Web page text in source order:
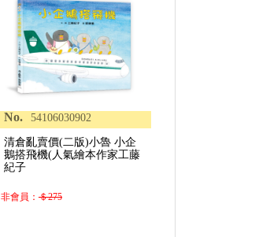
No. 54106030902
清倉亂賣價(二版)小魯 小企
鵝搭飛機(人氣繪本作家工藤
紀子
非會員： ＄275